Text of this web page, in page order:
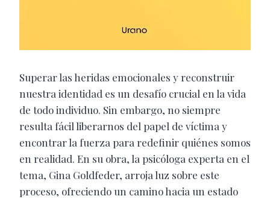
Superar las heridas emocionales y reconstruir
nuestra identidad es un desafío crucial en la vida
de todo individuo. Sin embargo, no siempre
resulta fácil liberarnos del papel de víctima y
encontrar la fuerza para redefinir quiénes somos
en realidad. En su obra, la psicóloga experta en el
tema, Gina Goldfeder, arroja luz sobre este
proceso, ofreciendo un camino hacia un estado